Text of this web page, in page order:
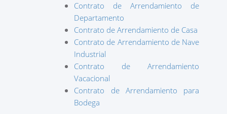
Contrato de Arrendamiento de
Departamento
Contrato de Arrendamiento de Casa
Contrato de Arrendamiento de Nave
Industrial
Contrato de Arrendamiento
Vacacional
Contrato de Arrendamiento para
Bodega